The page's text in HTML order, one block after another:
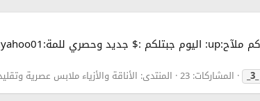
_3_ المشاركات: 23 المنتدى: الأناقة والأزياء ملابس عصرية